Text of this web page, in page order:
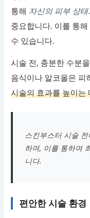
통해 자신의 피부 상
중요합니다. 이를 통
수 있습니다.
시술 전, 충분한 수분
음식이나 알코올은
시술의 효과를 높이는
스킨부스터 시술
하며, 이를 통하여
니다.
편안한 시술 환경